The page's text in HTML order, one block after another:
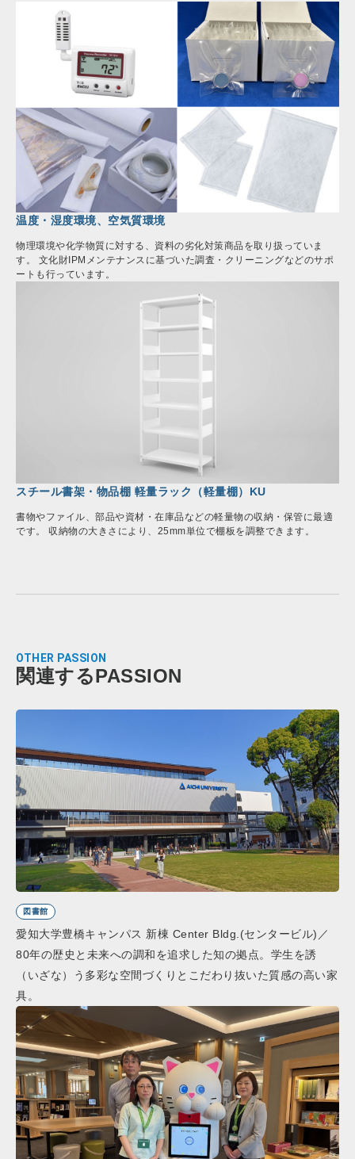
温度・湿度環境、空気質環境
物理環境や化学物質に対する、資料の劣化対策商品を取り扱っていま
す。 文化財IPMメンテナンスに基づいた調査・クリーニングなどのサポ
ートも行っています。
スチール書架・物品棚 軽量ラック（軽量棚）KU
書物やファイル、部品や資材・在庫品などの軽量物の収納・保管に最適
です。 収納物の大きさにより、25mm単位で棚板を調整できます。
OTHER PASSION
関連するPASSION
図書館
愛知大学豊橋キャンパス 新棟 Center Bldg.(センタービル)／
80年の歴史と未来への調和を追求した知の拠点。学生を誘
（いざな）う多彩な空間づくりとこだわり抜いた質感の高い家
具。